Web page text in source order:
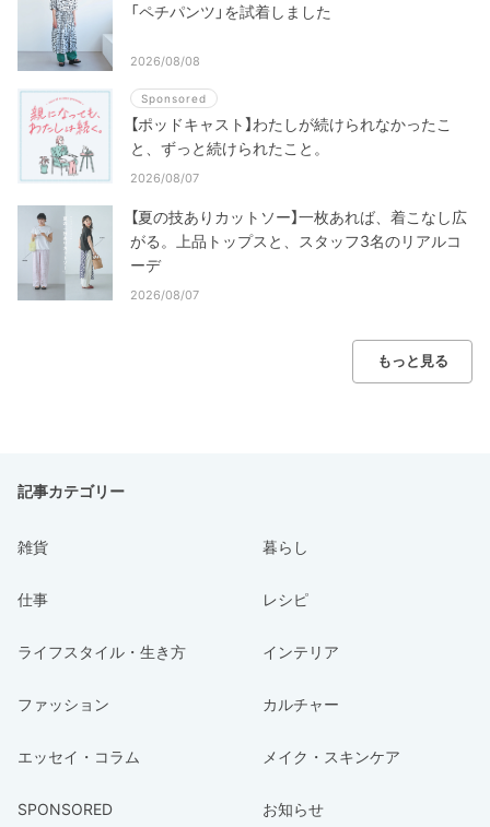
「ペチパンツ」を試着しました
2026/08/08
Sponsored
【ポッドキャスト】わたしが続けられなかったこ
と、ずっと続けられたこと。
2026/08/07
【夏の技ありカットソー】一枚あれば、着こなし広
がる。上品トップスと、スタッフ3名のリアルコ
ーデ
2026/08/07
もっと見る
記事カテゴリー
雑貨 暮らし
仕事 レシピ
ライフスタイル・生き方 インテリア
ファッション カルチャー
エッセイ・コラム メイク・スキンケア
SPONSORED お知らせ